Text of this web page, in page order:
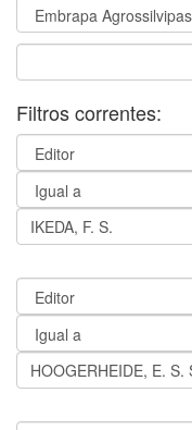
Filtros correntes: